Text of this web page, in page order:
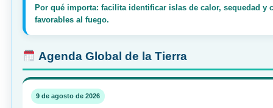
Por qué importa: facilita identificar islas de calor, sequedad y
favorables al fuego.
Agenda Global de la Tierra
9 de agosto de 2026